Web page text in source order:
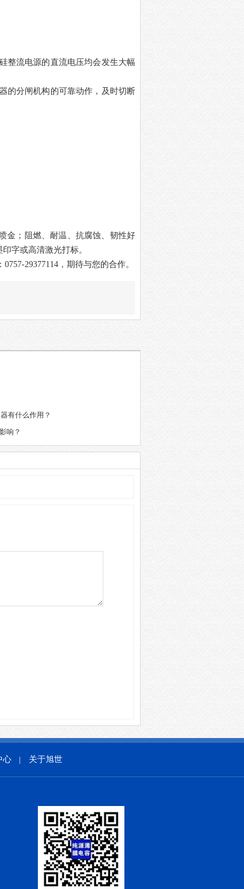
整流电源的直流电压均会发生大幅
的分闸机构的可靠动作，及时切断
金；阻燃、耐温、抗腐蚀、韧性好
字或高清激光打标。
0757-29377114 ，期待与您的合作。
有什么作用？
响？
心 关于旭世